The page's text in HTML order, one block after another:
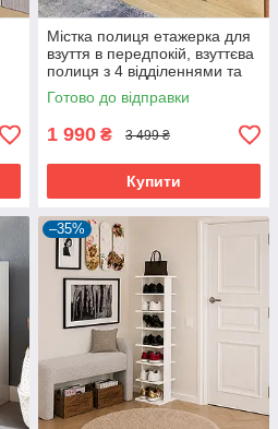
Містка полиця етажерка для
взуття в передпокій, взуттєва
полиця з 4 відділеннями та
тримачем для парасольки в
будинок
Готово до відправки
1 990 ₴ 3 499 ₴
Купити
–35%